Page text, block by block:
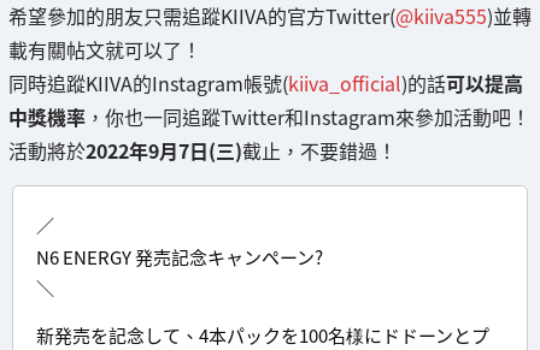
希望參加的朋友只需追蹤KIIVA的官方Twitter(@kiiva555)並轉
載有關帖文就可以了！
同時追蹤KIIVA的Instagram帳號(kiiva_official)的話可以提高
中獎機率 ，你也一同追蹤Twitter和Instagram來參加活動吧！
活動將於2022年9月7日(三)截止，不要錯過！
／
N6 ENERGY 発売記念キャンペーン?
＼
新発売を記念して、4本パックを100名様にドドーンとプ